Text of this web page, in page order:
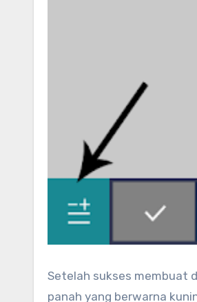
Setelah sukses membuat
panah yang berwarna